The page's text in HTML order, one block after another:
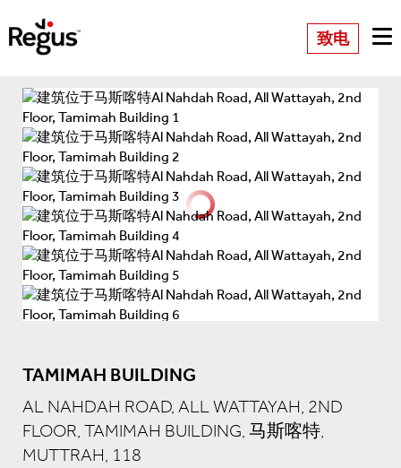
致电
TAMIMAH BUILDING
AL NAHDAH ROAD, ALL WATTAYAH, 2ND
FLOOR, TAMIMAH BUILDING, 马斯喀特,
MUTTRAH, 118